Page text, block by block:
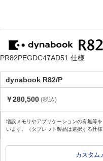
PR82PEGDC47AD51 仕様
dynabook R82/P
￥280,500 (税込)
増設メモリやアプリケーションの有無等
います。（タブレット製品は選択する仕様
カスタム